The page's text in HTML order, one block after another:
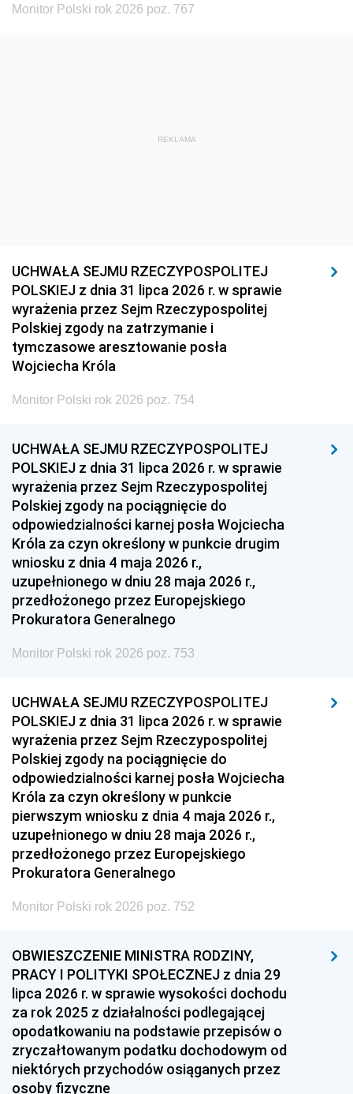
Monitor Polski rok 2026 poz. 767
REKLAMA
UCHWAŁA SEJMU RZECZYPOSPOLITEJ
POLSKIEJ z dnia 31 lipca 2026 r. w sprawie
wyrażenia przez Sejm Rzeczypospolitej
Polskiej zgody na zatrzymanie i
tymczasowe aresztowanie posła
Wojciecha Króla
Monitor Polski rok 2026 poz. 754
UCHWAŁA SEJMU RZECZYPOSPOLITEJ
POLSKIEJ z dnia 31 lipca 2026 r. w sprawie
wyrażenia przez Sejm Rzeczypospolitej
Polskiej zgody na pociągnięcie do
odpowiedzialności karnej posła Wojciecha
Króla za czyn określony w punkcie drugim
wniosku z dnia 4 maja 2026 r.,
uzupełnionego w dniu 28 maja 2026 r.,
przedłożonego przez Europejskiego
Prokuratora Generalnego
Monitor Polski rok 2026 poz. 753
UCHWAŁA SEJMU RZECZYPOSPOLITEJ
POLSKIEJ z dnia 31 lipca 2026 r. w sprawie
wyrażenia przez Sejm Rzeczypospolitej
Polskiej zgody na pociągnięcie do
odpowiedzialności karnej posła Wojciecha
Króla za czyn określony w punkcie
pierwszym wniosku z dnia 4 maja 2026 r.,
uzupełnionego w dniu 28 maja 2026 r.,
przedłożonego przez Europejskiego
Prokuratora Generalnego
Monitor Polski rok 2026 poz. 752
OBWIESZCZENIE MINISTRA RODZINY,
PRACY I POLITYKI SPOŁECZNEJ z dnia 29
lipca 2026 r. w sprawie wysokości dochodu
za rok 2025 z działalności podlegającej
opodatkowaniu na podstawie przepisów o
zryczałtowanym podatku dochodowym od
niektórych przychodów osiąganych przez
osoby fizyczne